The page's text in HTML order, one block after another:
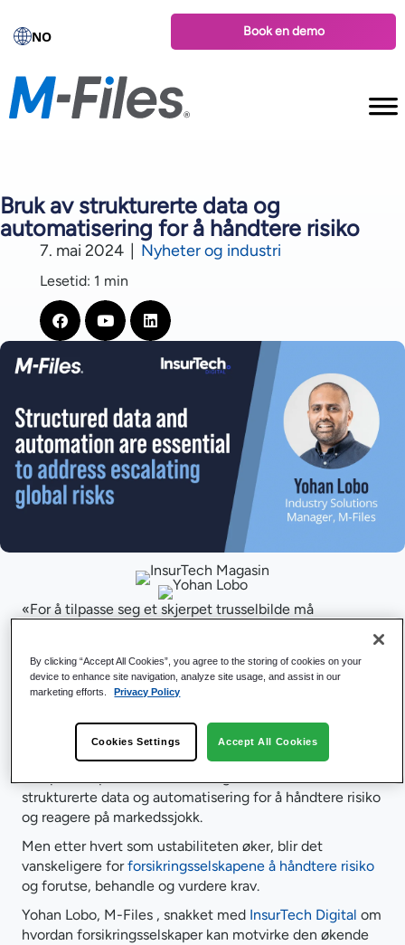
NO Book en demo
Bruk av strukturerte data og
automatisering for å håndtere risiko
7. mai 2024 Nyheter og industri
Lesetid: 1 min
«For å tilpasse seg et skjerpet trusselbilde må
på endringer i markedet», sier Yohan Lobo, Industry
Solutions Manager, Financial Services. M-Files .
økonomisk sikkerhetsnett for enkeltpersoner, selskaper
eller institusjoner som er påvirket av et stadig mer
strukturerte data og automatisering for å håndtere risiko
og reagere på markedssjokk.
Men etter hvert som ustabiliteten øker, blir det
vanskeligere forforsikringsselskapene å håndtere risiko
og forutse, behandle og vurdere krav.
Yohan Lobo, M-Files , snakket med InsurTech Digital om
hvordan forsikringsselskaper kan motvirke den økende
By clicking “Accept All Cookies”, you agree to the storing of cookies on your
device to enhance site navigation, analyze site usage, and assist in our
marketing efforts.
Privacy Policy
Cookies Settings Accept All Cookies